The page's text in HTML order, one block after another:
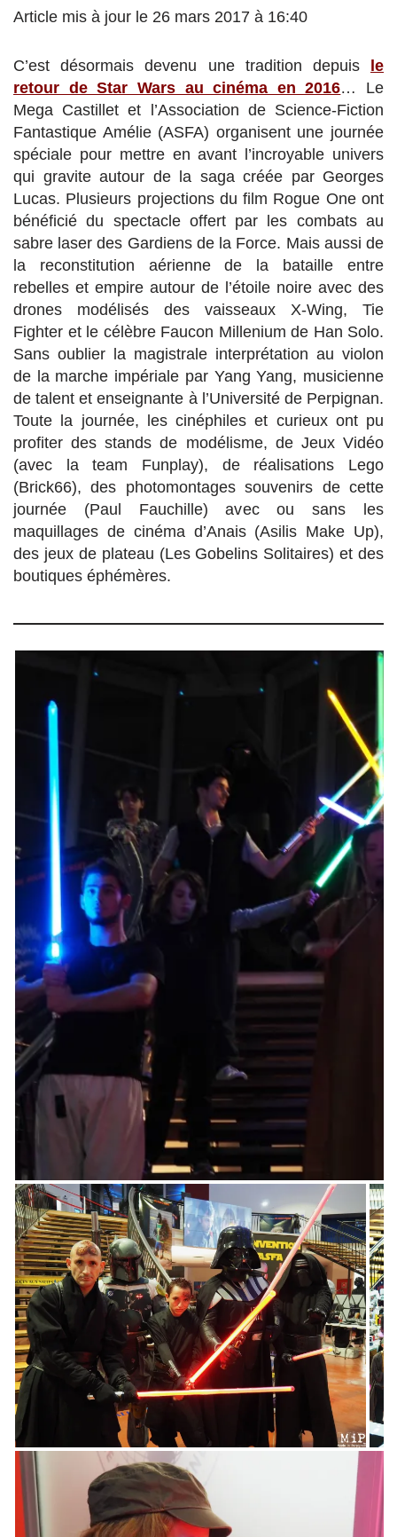
Article mis à jour le 26 mars 2017 à 16:40
C’est désormais devenu une tradition depuis
le
retour de Star Wars au cinéma en 2016… Le
Mega Castillet et l’Association de Science-Fiction
Fantastique Amélie (ASFA) organisent une journée
spéciale pour mettre en avant l’incroyable univers
qui gravite autour de la saga créée par Georges
Lucas. Plusieurs projections du film Rogue One ont
bénéficié du spectacle offert par les combats au
sabre laser des Gardiens de la Force. Mais aussi de
la reconstitution aérienne de la bataille entre
rebelles et empire autour de l’étoile noire avec des
drones modélisés des vaisseaux X-Wing, Tie
Fighter et le célèbre Faucon Millenium de Han Solo.
Sans oublier la magistrale interprétation au violon
de la marche impériale par Yang Yang, musicienne
de talent et enseignante à l’Université de Perpignan.
Toute la journée, les cinéphiles et curieux ont pu
profiter des stands de modélisme, de Jeux Vidéo
(avec la team Funplay), de réalisations Lego
(Brick66), des photomontages souvenirs de cette
journée (Paul Fauchille) avec ou sans les
maquillages de cinéma d’Anais (Asilis Make Up),
des jeux de plateau (Les Gobelins Solitaires) et des
boutiques éphémères.